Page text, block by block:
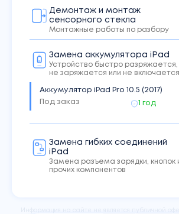
Демонтаж и монтаж
сенсорного стекла
Монтажные работы по разбору
Замена аккумулятора iPad
Устройство быстро разряжается,
не заряжается или не включается
Аккумулятор iPad Pro 10.5 (2017)
Под заказ
1 год
Замена гибких соединений
iPad
Замена разъема зарядки, кнопок
прочих компонентов